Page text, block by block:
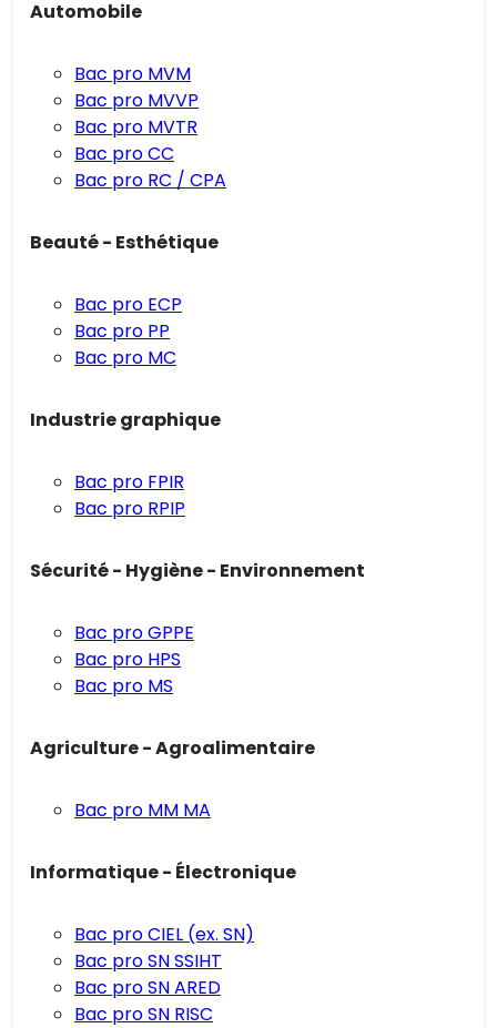
Automobile
Bac pro MVM
Bac pro MVVP
Bac pro MVTR
Bac pro CC
Bac pro RC / CPA
Beauté - Esthétique
Bac pro ECP
Bac pro PP
Bac pro MC
Industrie graphique
Bac pro FPIR
Bac pro RPIP
Sécurité - Hygiène - Environnement
Bac pro GPPE
Bac pro HPS
Bac pro MS
Agriculture - Agroalimentaire
Bac pro MM MA
Informatique - Électronique
Bac pro CIEL (ex. SN)
Bac pro SN SSIHT
Bac pro SN ARED
Bac pro SN RISC